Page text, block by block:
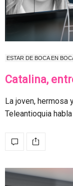
ESTAR DE BOCA EN
Catalina,
La joven, hermosa
Teleantioquia